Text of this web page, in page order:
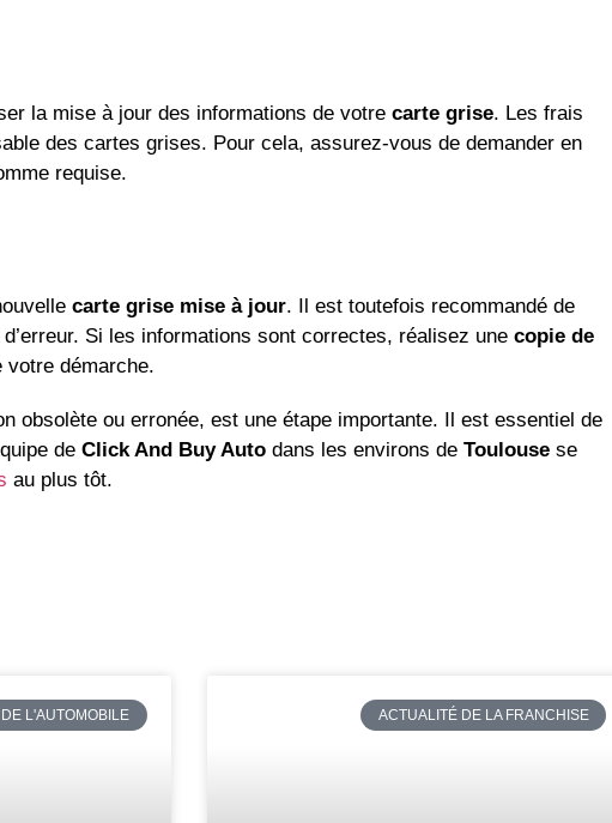
la mise à jour des informations de votre carte grise. Les frais
des cartes grises. Pour cela, assurez-vous de demander en
requise.
carte grise mise à jour. Il est toutefois recommandé de
Si les informations sont correctes, réalisez une copie de
votre démarche.
obsolète ou erronée, est une étape importante. Il est essentiel de
de Click And Buy Auto dans les environs de Toulouse se
au plus tôt.
L'AUTOMOBILE ACTUALITÉ DE LA FRANCHISE